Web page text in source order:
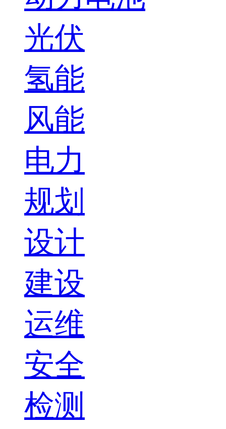
光伏
氢能
风能
电力
规划
设计
建设
运维
安全
检测